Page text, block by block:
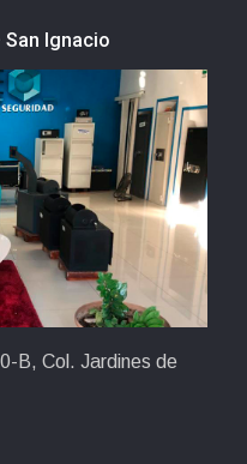
Ignacio
B, Col. Jardines de